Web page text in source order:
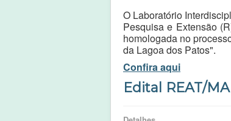
O Laboratório
Pesquisa e Extensão
homologada no
da Lagoa dos Patos".
Confira aqui
Edital REAT/